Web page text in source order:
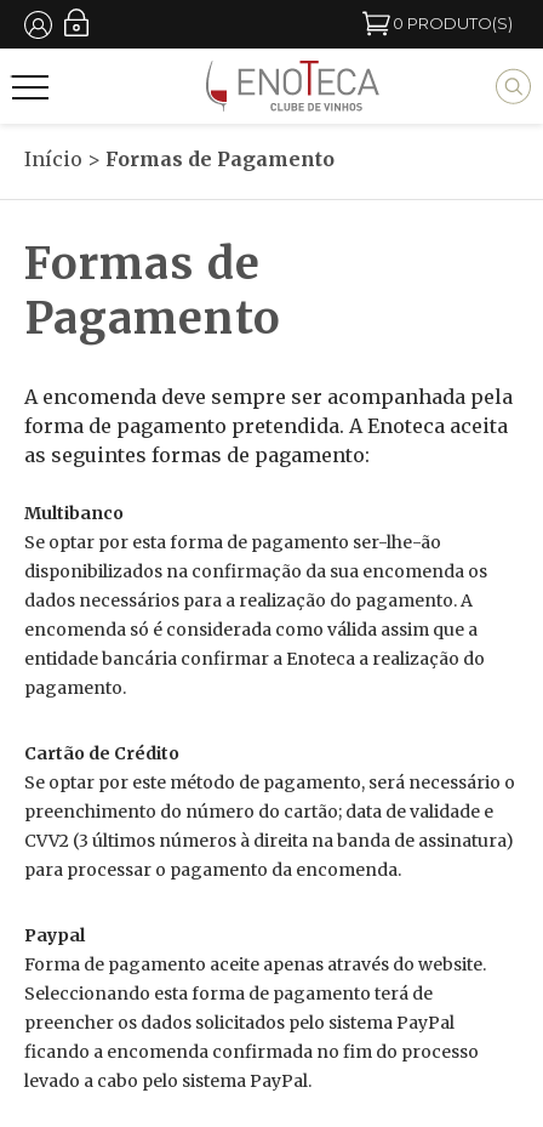
principal
0 PRODUTO(S)
M
l
Início > Formas de Pagamento
Formas de
Pagamento
A encomenda deve sempre ser acompanhada pela
forma de pagamento pretendida. A Enoteca aceita
as seguintes formas de pagamento:
Multibanco
Se optar por esta forma de pagamento ser-lhe-ão
disponibilizados na confirmação da sua encomenda os
dados necessários para a realização do pagamento. A
encomenda só é considerada como válida assim que a
entidade bancária confirmar a Enoteca a realização do
pagamento.
Cartão de Crédito
Se optar por este método de pagamento, será necessário o
preenchimento do número do cartão; data de validade e
CVV2 (3 últimos números à direita na banda de assinatura)
para processar o pagamento da encomenda.
Paypal
Forma de pagamento aceite apenas através do website.
Seleccionando esta forma de pagamento terá de
preencher os dados solicitados pelo sistema PayPal
ficando a encomenda confirmada no fim do processo
levado a cabo pelo sistema PayPal.